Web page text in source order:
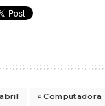
abril
Computadora